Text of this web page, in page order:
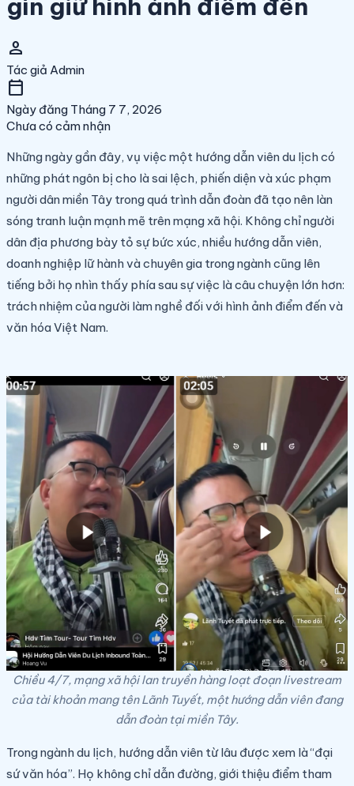
gìn giữ hình ảnh điểm đến
person
Tác giả Admin
calendar_today
Ngày đăng Tháng 7 7, 2026
Chưa có cảm nhận
Những ngày gần đây, vụ việc một hướng dẫn viên du lịch có
những phát ngôn bị cho là sai lệch, phiến diện và xúc phạm
người dân miền Tây trong quá trình dẫn đoàn đã tạo nên làn
sóng tranh luận mạnh mẽ trên mạng xã hội. Không chỉ người
dân địa phương bày tỏ sự bức xúc, nhiều hướng dẫn viên,
doanh nghiệp lữ hành và chuyên gia trong ngành cũng lên
tiếng bởi họ nhìn thấy phía sau sự việc là câu chuyện lớn hơn:
trách nhiệm của người làm nghề đối với hình ảnh điểm đến và
văn hóa Việt Nam.
Chiều 4/7, mạng xã hội lan truyền hàng loạt đoạn livestream
của tài khoản mang tên Lãnh Tuyết, một hướng dẫn viên đang
dẫn đoàn tại miền Tây.
Trong ngành du lịch, hướng dẫn viên từ lâu được xem là “đại
sứ văn hóa”. Họ không chỉ dẫn đường, giới thiệu điểm tham